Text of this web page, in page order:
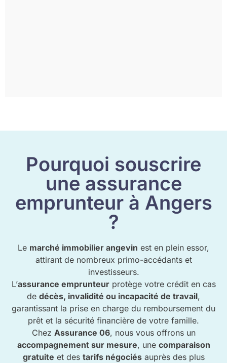
Pourquoi souscrire
une assurance
emprunteur à Angers
?
Le marché immobilier angevin est en plein essor,
attirant de nombreux primo-accédants et
investisseurs.
L’assurance emprunteurprotège votre crédit en cas
de décès, invalidité ou incapacité de travail,
garantissant la prise en charge du remboursement du
prêt et la sécurité financière de votre famille.
Chez Assurance 06, nous vous offrons un
accompagnement sur mesure, une comparaison
gratuite et des tarifs négociésauprès des plus